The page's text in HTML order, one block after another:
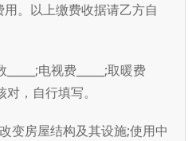
。以上缴费收据请乙方自
电视费_____;取暖费
对，自行填写。
变房屋结构及其设施;使用中